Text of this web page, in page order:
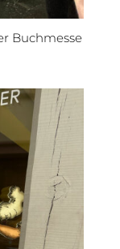
Buchmesse